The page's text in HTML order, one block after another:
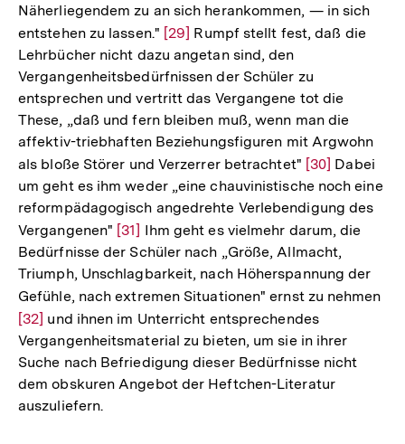
Näherliegendem zu an sich herankommen, — in sich
entstehen zu lassen." Zur
Auflösung
der
Fußnote
[29] Rumpf stellt fest, daß die
Lehrbücher nicht dazu angetan sind, den
Vergangenheitsbedürfnissen der Schüler zu
entsprechen und vertritt das Vergangene tot die
These, „daß und fern bleiben muß, wenn man die
affektiv-triebhaften Beziehungsfiguren mit Argwohn
als bloße Störer und Verzerrer betrachtet" Zur
Auflösung
der
Fußnote
[30] Dabei
um geht es ihm weder „eine chauvinistische noch eine
reformpädagogisch angedrehte Verlebendigung des
Vergangenen" Zur
Auflösung
der
Fußnote
[31] Ihm geht es vielmehr darum, die
Bedürfnisse der Schüler nach „Größe, Allmacht,
Triumph, Unschlagbarkeit, nach Höherspannung der
Gefühle, nach extremen Situationen" ernst zu nehmen
[32] und ihnen im Unterricht entsprechendes
Vergangenheitsmaterial zu bieten, um sie in ihrer
Suche nach Befriedigung dieser Bedürfnisse nicht
dem obskuren Angebot der Heftchen-Literatur
auszuliefern.